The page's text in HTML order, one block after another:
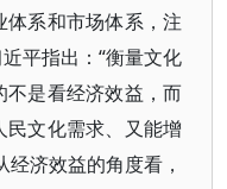
系和市场体系，注
平指出：“衡量文化
是看经济效益，而
文化需求、又能增
济效益的角度看，